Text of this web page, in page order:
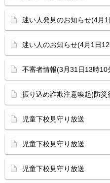
迷い人発見のお知らせ(4月
迷い人のお知らせ(4月1日
不審者情報(3月31日13時10
振り込め詐欺注意喚起(防
児童下校見守り放送
児童下校見守り放送
児童下校見守り放送